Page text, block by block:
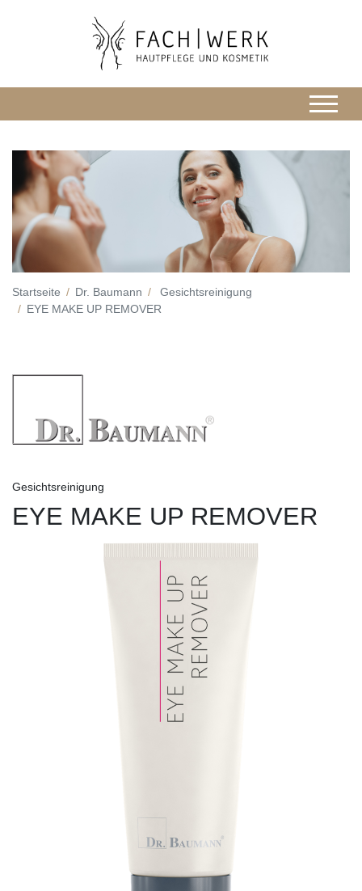
Startseite Dr. Baumann
Gesichtsreinigung
EYE MAKE UP REMOVER
Gesichtsreinigung
EYE MAKE UP REMOVER